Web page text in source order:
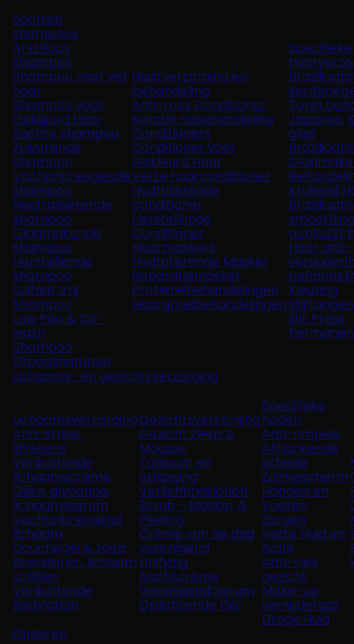
Soorten
shampoos
Anti Roos
Shampoo
Shampoo voor vet
haar
Shampoo voor
Gekleurd Haar
Zachte shampoo
Zuiverende
Shampoo
Vochtinbrengende
shampoo
Neutraliserende
shampoo
Gladmakende
shampoo
Herstellende
shampoo
Sulfaat Vrij
Shampoo
Low Poo & Co-
wash
Shampoo
Droogshampoo
Haarverzorging en
behandeling
Anti-roos Conditioner
Keratin nabehandeling
Conditioners
Conditioner voor
Gekleurd Haar
Vette haarconditioner
Hydraterende
conditioner
Herstellende
Conditioner
Haarmaskers
Hydraterende Masker
Reparatiemasker
Proteïnebehandelingen
Haargroeibehandelingen
Specifieke
Tanin
Japanse,
glad
Krullend
gebleekt
Haar anti-
Kleuring
Stijltangen
Silk Press
Lichaams- en gezichtsverzorging
Lichaamsverzorging
Anti-striae,
littekens
Verlichtende
lichaamscrème
Oliën, glycerine,
lichaamsserum
Vochtinbrengend
lichaam
Douchegel & zeep
Boenderen, lichaam
schillen
Verlichtende
Bodylotion
Gezichtsverzorging
Gezicht Zeep &
Mousse
Tonicum en
oplossing
Verlichtingslotion
Scrub - Masker &
Peeling
Crème van de dag
verenigend
Unifying
Nachtcrème
Verenigend Serum
Oplichtende Gel
Specifieke
noden
Anti-rimpels
Afslankende
schede
Zonnescherm
Handen en
Voeten
Zorgen
Vette Huid en
Acne
Anti-vlek
gezicht
Make-up
verwijderaar
Droge Huid
Kinderen